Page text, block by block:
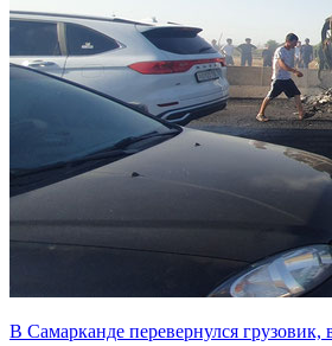
В Самарканде перевернулся грузовик,